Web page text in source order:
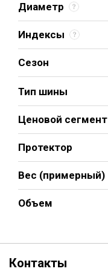
Диаметр
Индексы
Сезон
Тип шины
Ценовой сегмент
Протектор
Вес (примерный)
Объем
Контакты